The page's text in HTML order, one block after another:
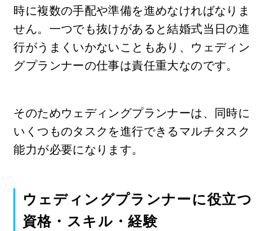
時に複数の手配や準備を進めなければなりま
せん。一つでも抜けがあると結婚式当日の進
行がうまくいかないこともあり、ウェディン
グプランナーの仕事は責任重大なのです。
そのためウェディングプランナーは、同時に
いくつものタスクを進行できるマルチタスク
能力が必要になります。
ウェディングプランナーに役立つ
資格・スキル・経験